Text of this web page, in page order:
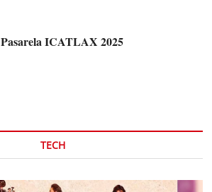
Pasarela ICATLAX 2025
TECH